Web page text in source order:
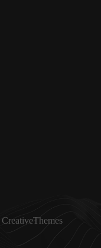
CreativeThemes